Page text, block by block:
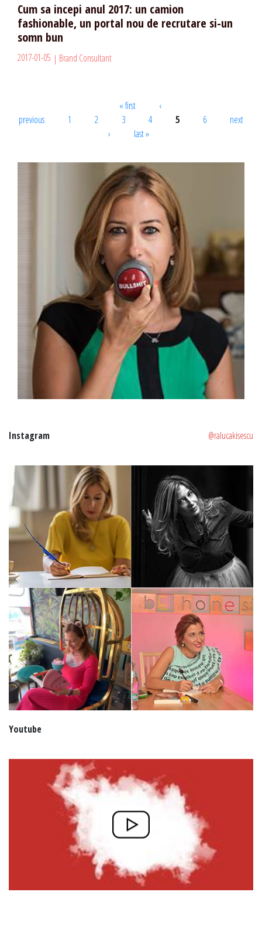
Cum sa incepi anul 2017: un camion
fashionable, un portal nou de recrutare si-un
somn bun
2017-01-05 Brand Consultant
Pages « first
‹
previous
1 2 3 4 5 6
next
›
last »
Instagram @ralucakisescu
Youtube